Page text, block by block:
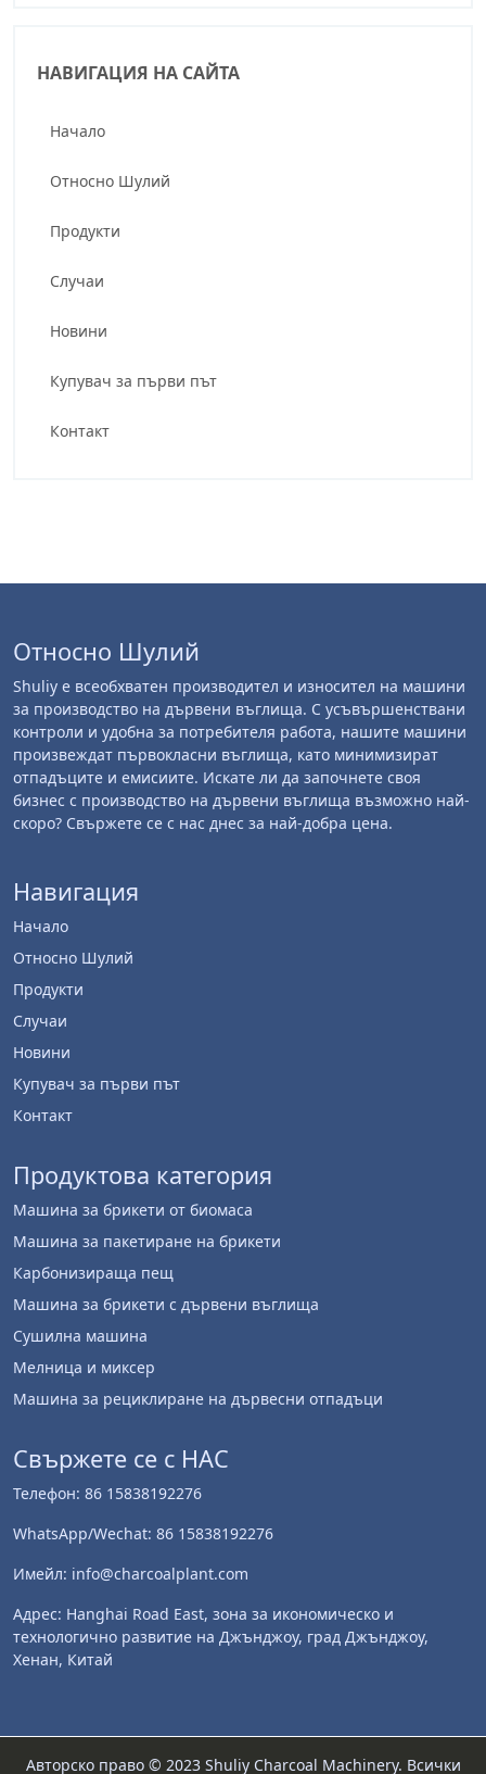
НАВИГАЦИЯ НА САЙТА
Начало
Относно Шулий
Продукти
Случаи
Новини
Купувач за първи път
Контакт
Относно Шулий
Shuliy е всеобхватен производител и износител на машини
за производство на дървени въглища. С усъвършенствани
контроли и удобна за потребителя работа, нашите машини
произвеждат първокласни въглища, като минимизират
отпадъците и емисиите. Искате ли да започнете своя
бизнес с производство на дървени въглища възможно най-
скоро? Свържете се с нас днес за най-добра цена.
Навигация
Начало
Относно Шулий
Продукти
Случаи
Новини
Купувач за първи път
Контакт
Продуктова категория
Машина за брикети от биомаса
Машина за пакетиране на брикети
Карбонизираща пещ
Машина за брикети с дървени въглища
Сушилна машина
Мелница и миксер
Машина за рециклиране на дървесни отпадъци
Свържете се с НАС
Телефон: 86 15838192276
WhatsApp/Wechat: 86 15838192276
Имейл: info@charcoalplant.com
Адрес: Hanghai Road East, зона за икономическо и
технологично развитие на Джънджоу, град Джънджоу,
Хенан, Китай
Авторско право © 2023 Shuliy Charcoal Machinery. Всички